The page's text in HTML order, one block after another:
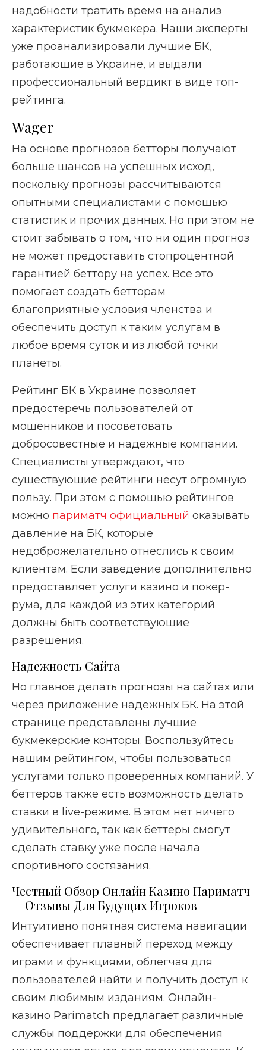
надобности тратить время на анализ
характеристик букмекера. Наши эксперты
уже проанализировали лучшие БК,
работающие в Украине, и выдали
профессиональный вердикт в виде топ-
рейтинга.
Wager
На основе прогнозов бетторы получают
больше шансов на успешных исход,
поскольку прогнозы рассчитываются
опытными специалистами с помощью
статистик и прочих данных. Но при этом не
стоит забывать о том, что ни один прогноз
не может предоставить стопроцентной
гарантией беттору на успех. Все это
помогает создать бетторам
благоприятные условия членства и
обеспечить доступ к таким услугам в
любое время суток и из любой точки
планеты.
Рейтинг БК в Украине позволяет
предостеречь пользователей от
мошенников и посоветовать
добросовестные и надежные компании.
Специалисты утверждают, что
существующие рейтинги несут огромную
пользу. При этом с помощью рейтингов
можно париматч официальный оказывать
давление на БК, которые
недоброжелательно отнеслись к своим
клиентам. Если заведение дополнительно
предоставляет услуги казино и покер-
рума, для каждой из этих категорий
должны быть соответствующие
разрешения.
Надежность Сайта
Но главное делать прогнозы на сайтах или
через приложение надежных БК. На этой
странице представлены лучшие
букмекерские конторы. Воспользуйтесь
нашим рейтингом, чтобы пользоваться
услугами только проверенных компаний. У
беттеров также есть возможность делать
ставки в live-режиме. В этом нет ничего
удивительного, так как беттеры смогут
сделать ставку уже после начала
спортивного состязания.
Честный Обзор Онлайн Казино Париматч
— Отзывы Для Будущих Игроков
Интуитивно понятная система навигации
обеспечивает плавный переход между
играми и функциями, облегчая для
пользователей найти и получить доступ к
своим любимым изданиям. Онлайн-
казино Parimatch предлагает различные
службы поддержки для обеспечения